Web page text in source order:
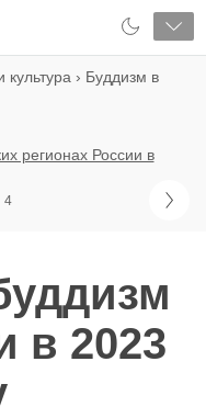
культура › Буддизм в
регионах России в
4
в 2023